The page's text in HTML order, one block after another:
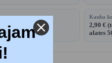
Kauba
2,90 €
alates